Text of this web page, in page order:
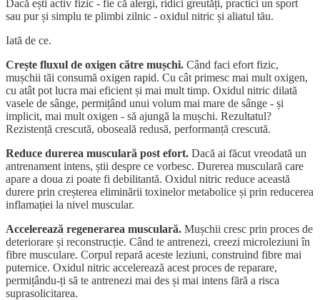
Dacă ești activ fizic - fie că alergi, ridici greutăți, practici un sport
sau pur și simplu te plimbi zilnic - oxidul nitric și aliatul tău.
Iată de ce.
Crește fluxul de oxigen către mușchi. Când faci efort fizic,
mușchii tăi consumă oxigen rapid. Cu cât primesc mai mult oxigen,
cu atât pot lucra mai eficient și mai mult timp. Oxidul nitric dilată
vasele de sânge, permițând unui volum mai mare de sânge - și
implicit, mai mult oxigen - să ajungă la mușchi. Rezultatul?
Rezistență crescută, oboseală redusă, performanță crescută.
Reduce durerea musculară post efort. Dacă ai făcut vreodată un
antrenament intens, știi despre ce vorbesc. Durerea musculară care
apare a doua zi poate fi debilitantă. Oxidul nitric reduce această
durere prin creșterea eliminării toxinelor metabolice și prin reducerea
inflamației la nivel muscular.
Accelerează regenerarea musculară. Mușchii cresc prin proces de
deteriorare și reconstrucție. Când te antrenezi, creezi microleziuni în
fibre musculare. Corpul repară aceste leziuni, construind fibre mai
puternice. Oxidul nitric accelerează acest proces de reparare,
permițându-ți să te antrenezi mai des și mai intens fără a risca
suprasolicitarea.